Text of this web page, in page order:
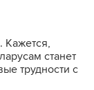
Кажется,
станет
трудности с